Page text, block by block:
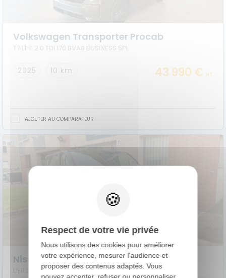
Volkswagen Transporter Procab
T7 L1H1 2.0 TDI 170 BVA8 BUSINESS 5PL
2025 10 km 43 990 € HT
AJOUTER AU COMPARATEUR
Nissan Primastar Fourgon
L1H1 2T8 2.0 DCI 170 S/S BVA9 TEKNA
Respect de votre vie privée
Nous utilisons des cookies pour améliorer
votre expérience, mesurer l'audience et
proposer des contenus adaptés. Vous